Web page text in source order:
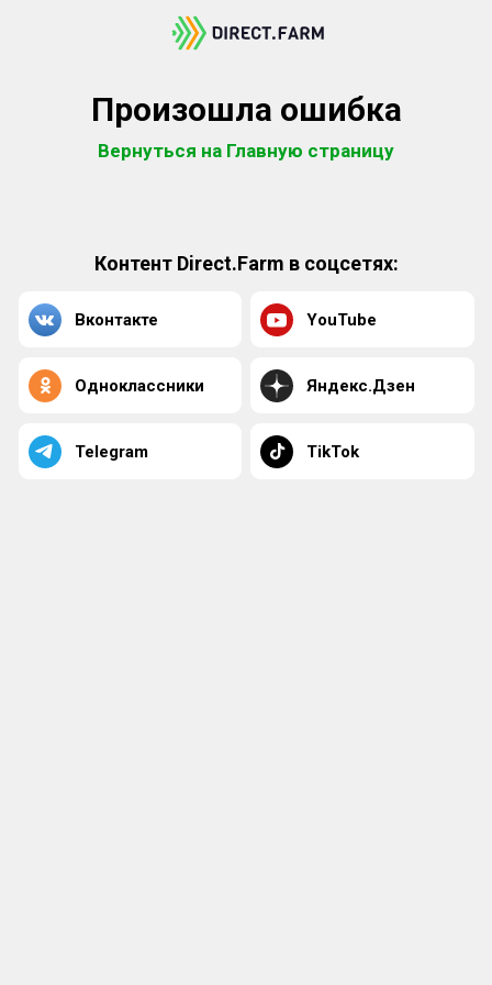
Произошла ошибка
Вернуться на Главную страницу
Контент Direct.Farm в соцсетях:
Вконтакте YouTube
Одноклассники Яндекс.Дзен
Telegram TikTok